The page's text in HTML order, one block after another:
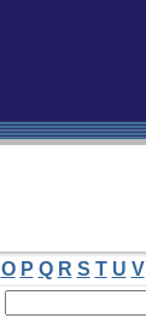
O P Q R S T U V